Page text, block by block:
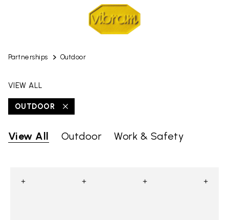
Partnerships Outdoor
VIEW ALL
OUTDOOR
View All Outdoor Work & Safety